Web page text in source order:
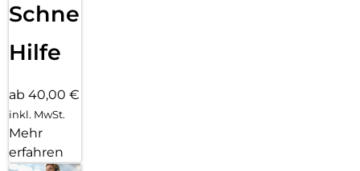
Schnelle
Hilfe
ab 40,00 €
inkl. MwSt.
Mehr
erfahren